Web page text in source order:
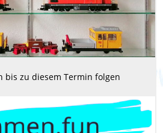
bis zu diesem Termin folgen